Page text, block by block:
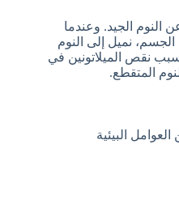
النوم الجيد. وعندما
نميل إلى النوم
نقص الميلاتونين في
المتقطع.
البيئية